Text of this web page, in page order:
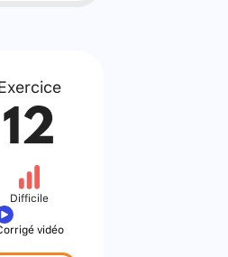
12
Difficile
vidéo